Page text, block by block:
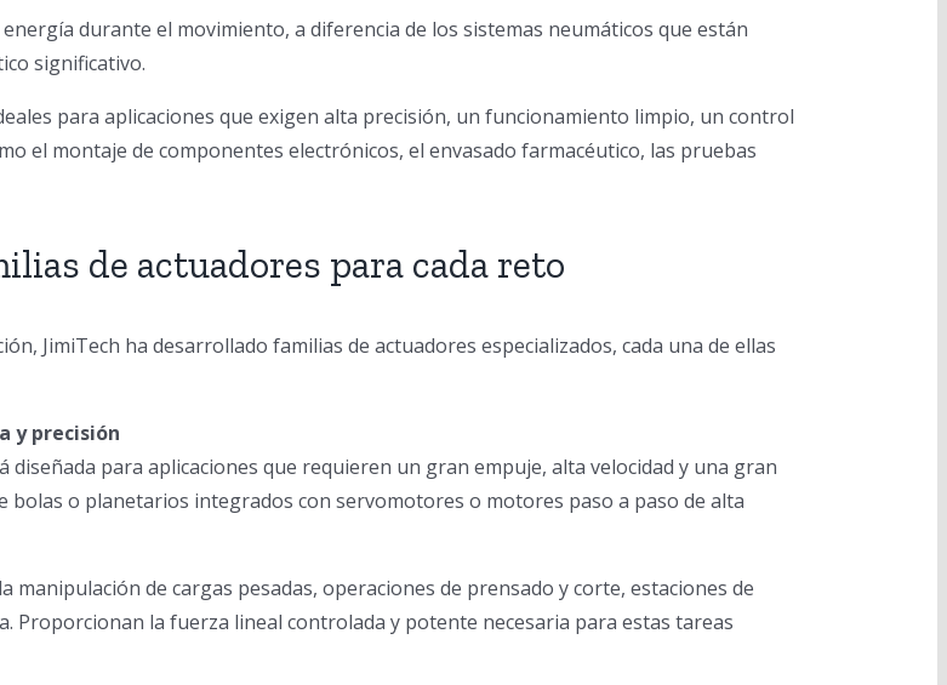
durante el movimiento, a diferencia de los sistemas neumáticos que están
significativo.
para aplicaciones que exigen alta precisión, un funcionamiento limpio, un control
el montaje de componentes electrónicos, el envasado farmacéutico, las pruebas
de actuadores para cada reto
JimiTech ha desarrollado familias de actuadores especializados, cada una de ellas
y precisión
diseñada para aplicaciones que requieren un gran empuje, alta velocidad y una gran
bolas o planetarios integrados con servomotores o motores paso a paso de alta
manipulación de cargas pesadas, operaciones de prensado y corte, estaciones de
Proporcionan la fuerza lineal controlada y potente necesaria para estas tareas